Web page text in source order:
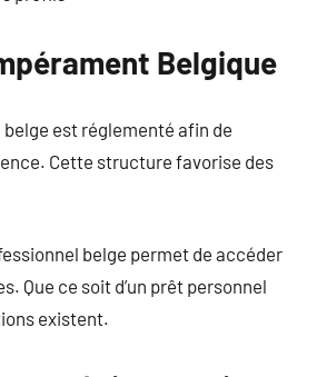
Belgique
est réglementé afin de
Cette structure favorise des
belge permet de accéder
Que ce soit d’un prêt personnel
existent.